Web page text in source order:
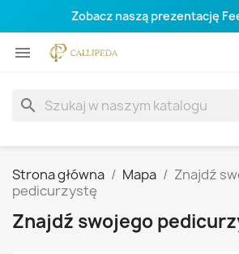
Zobacz naszą prezentację

search
Strona główna Mapa
Znajdź
pedicurzystę
Znajdź swojego